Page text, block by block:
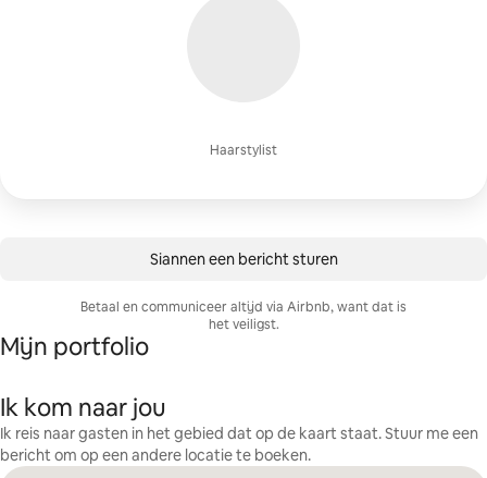
Haarstylist
Siannen een bericht sturen
Betaal en communiceer altijd via Airbnb, want dat is
het veiligst.
Mijn portfolio
Ik kom naar jou
Ik reis naar gasten in het gebied dat op de kaart staat. Stuur me een
bericht om op een andere locatie te boeken.